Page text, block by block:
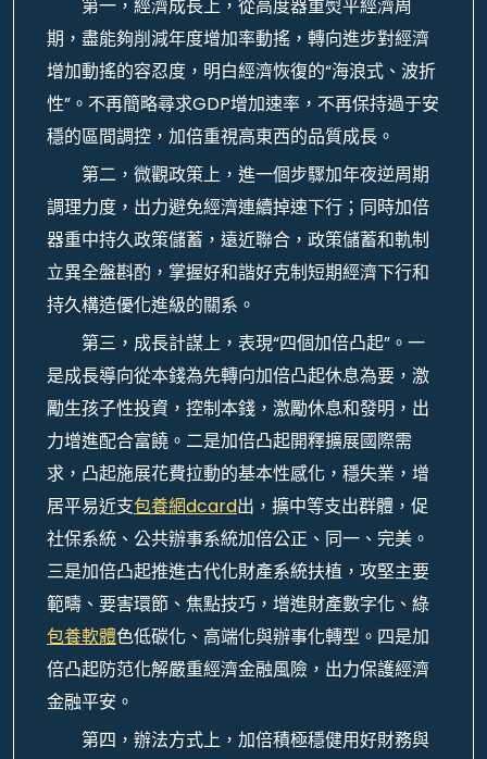
第一，經濟成長上，從高度器重熨平經濟周
期，盡能夠削減年度增加率動搖，轉向進步對經濟
增加動搖的容忍度，明白經濟恢復的“海浪式、波折
性”。不再簡略尋求GDP增加速率，不再保持過于安
穩的區間調控，加倍重視高東西的品質成長。
第二，微觀政策上，進一個步驟加年夜逆周期
調理力度，出力避免經濟連續掉速下行；同時加倍
器重中持久政策儲蓄，遠近聯合，政策儲蓄和軌制
立異全盤斟酌，掌握好和諧好克制短期經濟下行和
持久構造優化進級的關系。
第三，成長計謀上，表現“四個加倍凸起”。一
是成長導向從本錢為先轉向加倍凸起休息為要，激
勵生孩子性投資，控制本錢，激勵休息和發明，出
力增進配合富饒。二是加倍凸起開釋擴展國際需
求，凸起施展花費拉動的基本性感化，穩失業，增
居平易近支包養網dcard出，擴中等支出群體，促
社保系統、公共辦事系統加倍公正、同一、完美。
三是加倍凸起推進古代化財產系統扶植，攻堅主要
範疇、要害環節、焦點技巧，增進財產數字化、綠
包養軟體色低碳化、高端化與辦事化轉型。四是加
倍凸起防范化解嚴重經濟金融風險，出力保護經濟
金融平安。
第四，辦法方式上，加倍積極穩健用好財務與